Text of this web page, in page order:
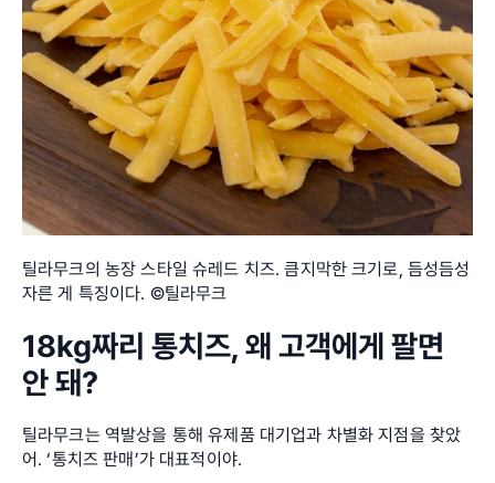
틸라무크의 농장 스타일 슈레드 치즈. 큼지막한 크기로, 듬성듬성
자른 게 특징이다. ©틸라무크
18kg짜리 통치즈, 왜 고객에게 팔면
안 돼?
틸라무크는 역발상을 통해 유제품 대기업과 차별화 지점을 찾았
어. ‘통치즈 판매’가 대표적이야.